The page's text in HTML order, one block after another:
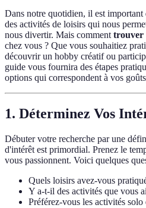
Dans notre quotidien, il est
des activités de loisirs qui nous
nous divertir. Mais commenttrouver
chez vous ? Que vous souhaitiez
découvrir un hobby créatif ou
guide vous fournira des étapes
options qui correspondent à vos
1. Déterminez Vos
Débuter votre recherche par une
d'intérêt est primordial. Prenez le
vous passionnent. Voici quelques
Quels loisirs avez-vous
Y a-t-il des activités que vous
Préférez-vous les activités solo